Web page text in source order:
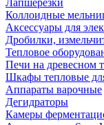
Лапшерезки
Коллоидные
Аксессуары для
Дробилки,
Тепловое
Печи на древесном
Шкафы тепловые
Аппараты варочные
Дегидраторы
Камеры